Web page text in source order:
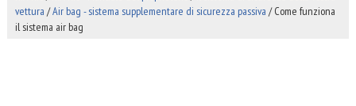
vettura /Air bag - sistema supplementare di sicurezza passiva / Come funziona
il sistema air bag